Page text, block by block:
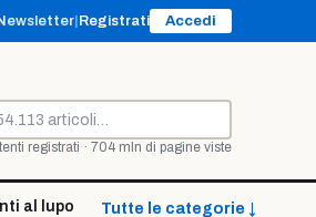
Registrati Accedi
registrati · 704 mln di pagine viste
al lupo Tutte le categorie ↓